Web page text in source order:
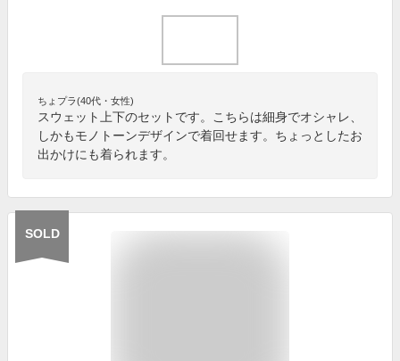
ちょプラ(40代・女性)
スウェット上下のセットです。こちらは細身でオシャレ、
しかもモノトーンデザインで着回せます。ちょっとしたお
出かけにも着られます。
SOLD